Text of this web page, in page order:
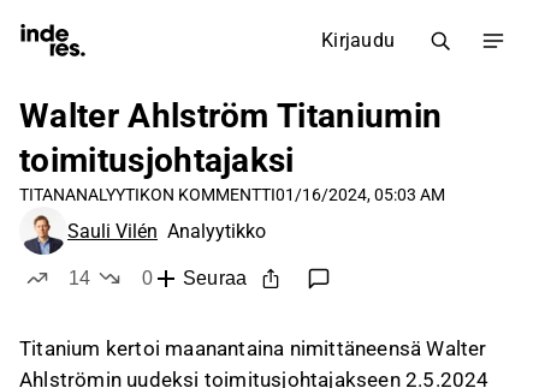
Kirjaudu
Walter Ahlström Titaniumin
toimitusjohtajaksi
TITANANALYYTIKON KOMMENTTI01/16/2024, 05:03 AM
Sauli Vilén Analyytikko
14
0
Seuraa
Titanium kertoi maanantaina nimittäneensä Walter
Ahlströmin uudeksi toimitusjohtajakseen 2.5.2024